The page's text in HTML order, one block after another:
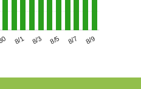
8/1 8/3 8/5 8/7 8/9